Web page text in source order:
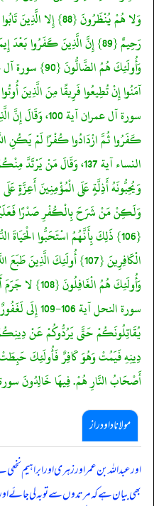
وَلا هُمْ يُنْظَرُونَ {88}
رَحِيمٌ {89} إِنَّ الَّذِينَ كَفَرُوا
آمَنُوا إِنْ تُطِيعُوا فَرِيقًا مِنَ الَّذِينَ
سورة آل عمران
كَفَرُوا ثُمَّ ازْدَادُوا كُفْرًا لَمْ يَكُنِ
النساء آية 137، وَقَالَ
وَلَكِنْ مَنْ شَرَحَ بِالْكُفْرِ صَدْرًا
{106} ذَلِكَ بِأَنَّهُمُ اسْتَحَبُّوا الْحَيَاةَ
الْكَافِرِينَ {107} أُولَئِكَ
يُقَاتِلُونَكُمْ حَتَّى يَرُدُّوكُمْ عَنْ
دِينِهِ فَيَمُتْ وَهُوَ كَافِرٌ فَأُولَئِكَ حَبِطَتْ
أَصْحَابُ النَّارِ هُمْ. فِيهَا خَالِدُونَ سورة
مولانا داود راز
اور عبداللہ بن عمر اور زہری اور ابراہیم نخعی
بھی بیان ہے کہ مرتدوں سے توبہ لی جائے